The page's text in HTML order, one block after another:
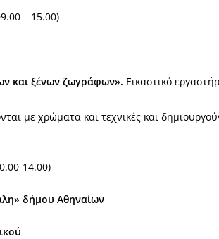
– 15.00)
και ξένων ζωγράφων». Εικαστικό
με χρώματα και τεχνικές και
14.00)
δήμου Αθηναίων